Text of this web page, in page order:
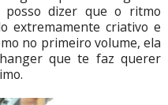
posso dizer que o ritmo
extremamente criativo e
no primeiro volume, ela
que te faz querer